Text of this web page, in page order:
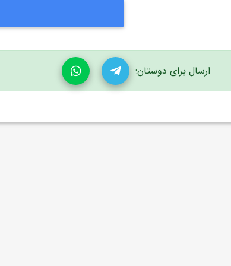
ارسال برای دوستان: